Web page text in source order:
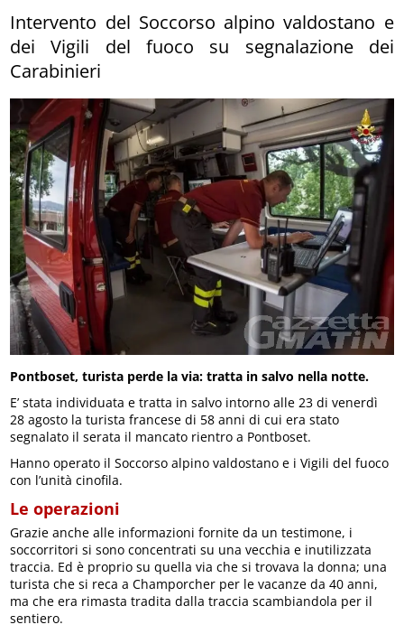
Intervento del Soccorso alpino valdostano e
dei Vigili del fuoco su segnalazione dei
Carabinieri
Pontboset, turista perde la via: tratta in salvo nella notte.
E’ stata individuata e tratta in salvo intorno alle 23 di venerdì
28 agosto la turista francese di 58 anni di cui era stato
segnalato il serata il mancato rientro a Pontboset.
Hanno operato il Soccorso alpino valdostano e i Vigili del fuoco
con l’unità cinofila.
Le operazioni
Grazie anche alle informazioni fornite da un testimone, i
soccorritori si sono concentrati su una vecchia e inutilizzata
traccia. Ed è proprio su quella via che si trovava la donna; una
turista che si reca a Champorcher per le vacanze da 40 anni,
ma che era rimasta tradita dalla traccia scambiandola per il
sentiero.